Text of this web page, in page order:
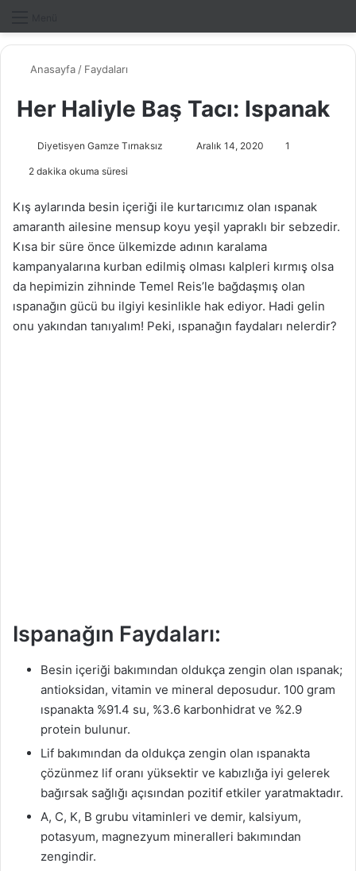
Anasayfa / Faydaları
Her Haliyle Baş Tacı: Ispanak
Diyetisyen Gamze Tırnaksız
e
-
o
s
Aralık 14, 2020 1
2 dakika okuma süresi
Kış aylarında besin içeriği ile kurtarıcımız olan ıspanak
amaranth ailesine mensup koyu yeşil yapraklı bir sebzedir.
Kısa bir süre önce ülkemizde adının karalama
kampanyalarına kurban edilmiş olması kalpleri kırmış olsa
da hepimizin zihninde Temel Reis’le bağdaşmış olan
ıspanağın gücü bu ilgiyi kesinlikle hak ediyor. Hadi gelin
onu yakından tanıyalım! Peki, ıspanağın faydaları nelerdir?
Ispanağın Faydaları:
Besin içeriği bakımından oldukça zengin olan ıspanak;
antioksidan, vitamin ve mineral deposudur. 100 gram
ıspanakta %91.4 su, %3.6 karbonhidrat ve %2.9
protein bulunur.
Lif bakımından da oldukça zengin olan ıspanakta
çözünmez lif oranı yüksektir ve kabızlığa iyi gelerek
bağırsak sağlığı açısından pozitif etkiler yaratmaktadır.
A, C, K, B grubu vitaminleri ve demir, kalsiyum,
potasyum, magnezyum mineralleri bakımından
zengindir.